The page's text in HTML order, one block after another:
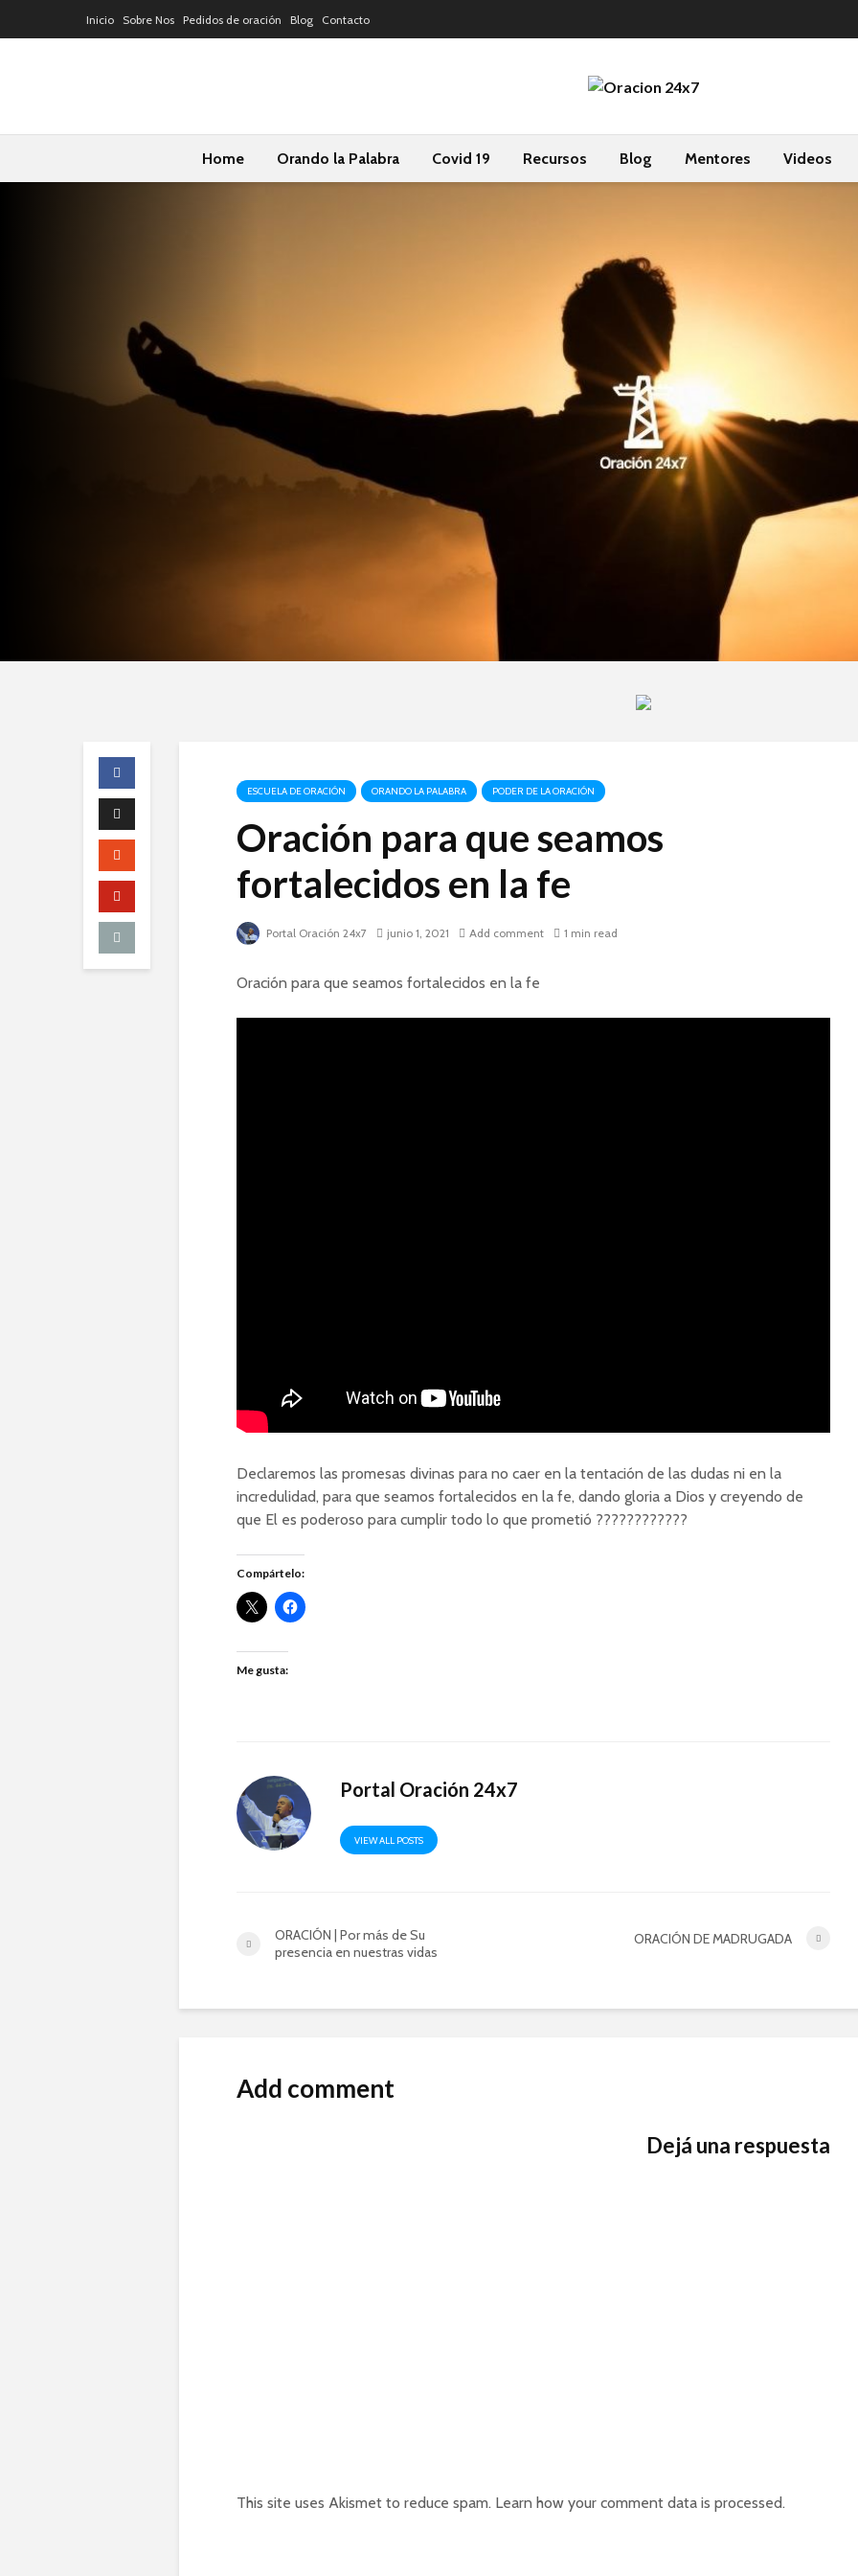
Inicio Sobre Nos Pedidos de oración Blog Contacto
Home Orando la Palabra Covid 19 Recursos Blog Mentores Videos
ESCUELA DE ORACIÓN ORANDO LA PALABRA PODER DE LA ORACIÓN
Oración para que seamos
fortalecidos en la fe
Portal Oración 24x7 junio 1, 2021 Add comment 1 min read
Oración para que seamos fortalecidos en la fe
Declaremos las promesas divinas para no caer en la tentación de las dudas ni en la
incredulidad, para que seamos fortalecidos en la fe, dando gloria a Dios y creyendo de
que El es poderoso para cumplir todo lo que prometió ????????????️
Compártelo:
Me gusta:
Portal Oración 24x7
VIEW ALL POSTS
ORACIÓN | Por más de Su
presencia en nuestras vidas
ORACIÓN DE MADRUGADA
Add comment
Dejá una respuesta
This site uses Akismet to reduce spam. Learn how your comment data is processed.